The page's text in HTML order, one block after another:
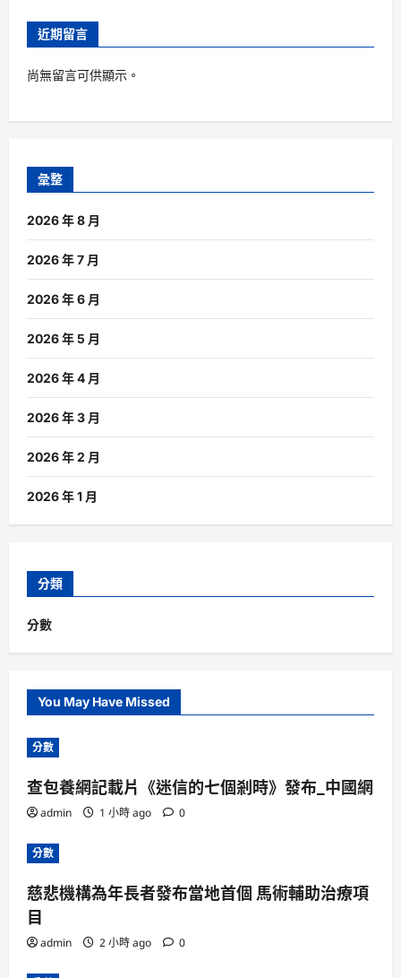
近期留言
尚無留言可供顯示。
彙整
2026 年 8 月
2026 年 7 月
2026 年 6 月
2026 年 5 月
2026 年 4 月
2026 年 3 月
2026 年 2 月
2026 年 1 月
分類
分數
You May Have Missed
分數
查包養網記載片《迷信的七個剎時》發布_中國網
admin 1 小時 ago 0
分數
慈悲機構為年長者發布當地首個 馬術輔助治療項
目
admin 2 小時 ago 0